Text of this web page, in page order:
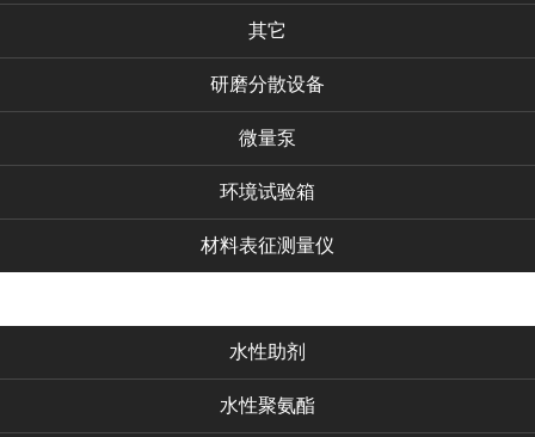
其它
研磨分散设备
微量泵
环境试验箱
材料表征测量仪
水性助剂
水性聚氨酯